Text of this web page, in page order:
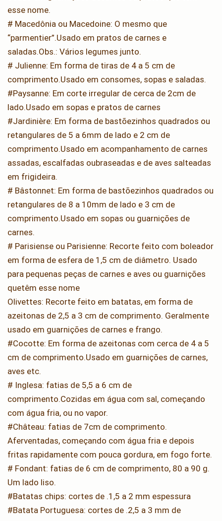
esse nome.
# Macedônia ou Macedoine: O mesmo que
“parmentier”.Usado em pratos de carnes e
saladas.Obs.: Vários legumes junto.
# Julienne: Em forma de tiras de 4 a 5 cm de
comprimento.Usado em consomes, sopas e saladas.
#Paysanne: Em corte irregular de cerca de 2cm de
lado.Usado em sopas e pratos de carnes
#Jardinière: Em forma de bastõezinhos quadrados ou
retangulares de 5 a 6mm de lado e 2 cm de
comprimento.Usado em acompanhamento de carnes
assadas, escalfadas oubraseadas e de aves salteadas
em frigideira.
# Bâstonnet: Em forma de bastõezinhos quadrados ou
retangulares de 8 a 10mm de lado e 3 cm de
comprimento.Usado em sopas ou guarnições de
carnes.
# Parisiense ou Parisienne: Recorte feito com boleador
em forma de esfera de 1,5 cm de diâmetro. Usado
para pequenas peças de carnes e aves ou guarnições
quetêm esse nome
Olivettes: Recorte feito em batatas, em forma de
azeitonas de 2,5 a 3 cm de comprimento. Geralmente
usado em guarnições de carnes e frango.
#Cocotte: Em forma de azeitonas com cerca de 4 a 5
cm de comprimento.Usado em guarnições de carnes,
aves etc.
# Inglesa: fatias de 5,5 a 6 cm de
comprimento.Cozidas em água com sal, começando
com água fria, ou no vapor.
#Château: fatias de 7cm de comprimento.
Aferventadas, começando com água fria e depois
fritas rapidamente com pouca gordura, em fogo forte.
# Fondant: fatias de 6 cm de comprimento, 80 a 90 g.
Um lado liso.
#Batatas chips: cortes de .1,5 a 2 mm espessura
#Batata Portuguesa: cortes de .2,5 a 3 mm de